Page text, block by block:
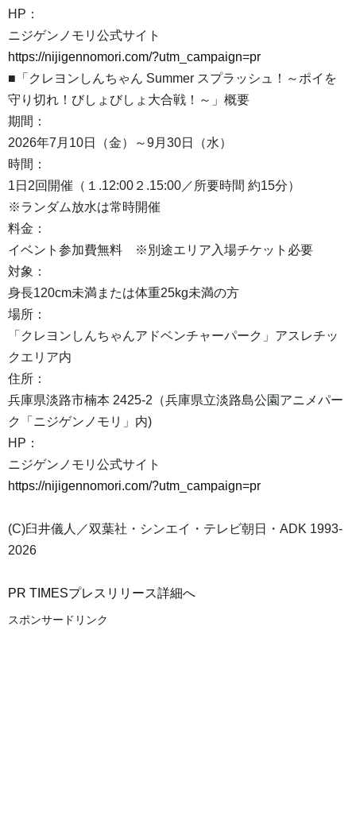
HP：
ニジゲンノモリ公式サイト
https://nijigennomori.com/?utm_campaign=pr
■「クレヨンしんちゃん Summer スプラッシュ！～ポイを
守り切れ！びしょびしょ大合戦！～」概要
期間：
2026年7月10日（金）～9月30日（水）
時間：
1日2回開催（１.12:00２.15:00／所要時間 約15分）
※ランダム放水は常時開催
料金：
イベント参加費無料 ※別途エリア入場チケット必要
対象：
身長120cm未満または体重25kg未満の方
場所：
「クレヨンしんちゃんアドベンチャーパーク」アスレチッ
クエリア内
住所：
兵庫県淡路市楠本 2425-2（兵庫県立淡路島公園アニメパー
ク「ニジゲンノモリ」内)
HP：
ニジゲンノモリ公式サイト
https://nijigennomori.com/?utm_campaign=pr
(C)臼井儀人／双葉社・シンエイ・テレビ朝日・ADK 1993-
2026
PR TIMESプレスリリース詳細へ
スポンサードリンク